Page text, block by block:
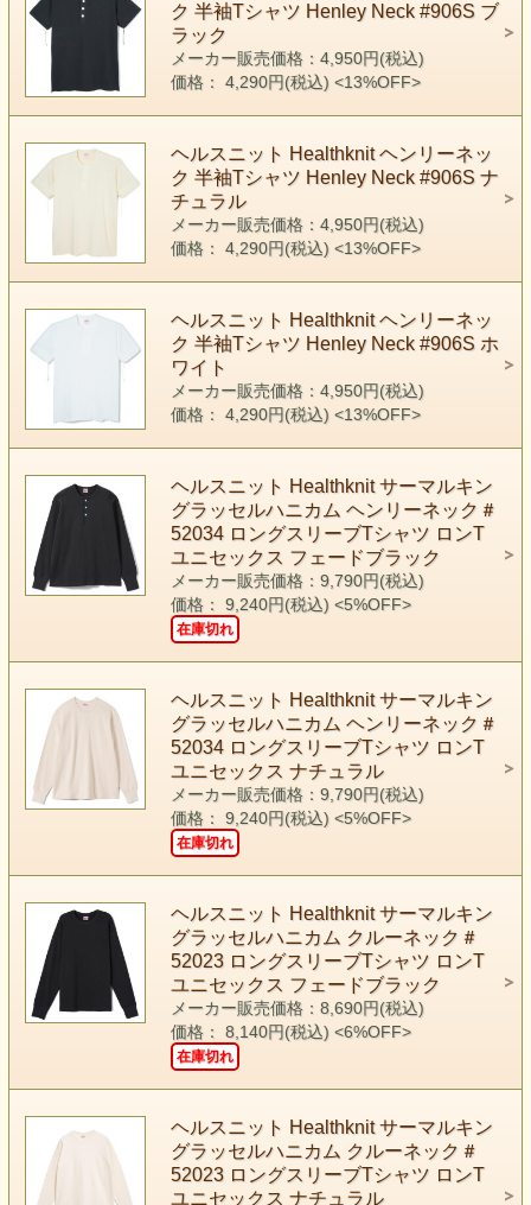
ク 半袖Tシャツ Henley Neck #906S ブ
ラック
メーカー販売価格：4,950円(税込)
価格： 4,290円(税込) <13%OFF>
ヘルスニット Healthknit ヘンリーネッ
ク 半袖Tシャツ Henley Neck #906S ナ
チュラル
メーカー販売価格：4,950円(税込)
価格： 4,290円(税込) <13%OFF>
ヘルスニット Healthknit ヘンリーネッ
ク 半袖Tシャツ Henley Neck #906S ホ
ワイト
メーカー販売価格：4,950円(税込)
価格： 4,290円(税込) <13%OFF>
ヘルスニット Healthknit サーマルキン
グラッセルハニカム ヘンリーネック＃
52034 ロングスリーブTシャツ ロンT
ユニセックス フェードブラック
メーカー販売価格：9,790円(税込)
価格： 9,240円(税込) <5%OFF>
在庫切れ
ヘルスニット Healthknit サーマルキン
グラッセルハニカム ヘンリーネック＃
52034 ロングスリーブTシャツ ロンT
ユニセックス ナチュラル
メーカー販売価格：9,790円(税込)
価格： 9,240円(税込) <5%OFF>
在庫切れ
ヘルスニット Healthknit サーマルキン
グラッセルハニカム クルーネック＃
52023 ロングスリーブTシャツ ロンT
ユニセックス フェードブラック
メーカー販売価格：8,690円(税込)
価格： 8,140円(税込) <6%OFF>
在庫切れ
ヘルスニット Healthknit サーマルキン
グラッセルハニカム クルーネック＃
52023 ロングスリーブTシャツ ロンT
ユニセックス ナチュラル